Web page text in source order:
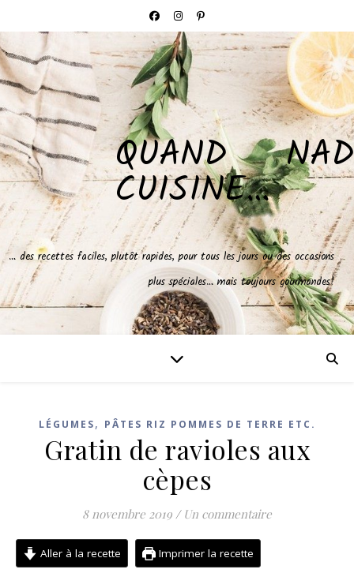
QUAND NAD
CUISINE…
… des recettes faciles, plutôt rapides, pour tous les jours ou des occasions
plus spéciales… mais toujours gourmandes!
LÉGUMES, PÂTES RIZ POMMES DE TERRE ETC.
Gratin de ravioles aux
cèpes
8 novembre 2019 / Un commentaire
Aller à la recette Imprimer la recette